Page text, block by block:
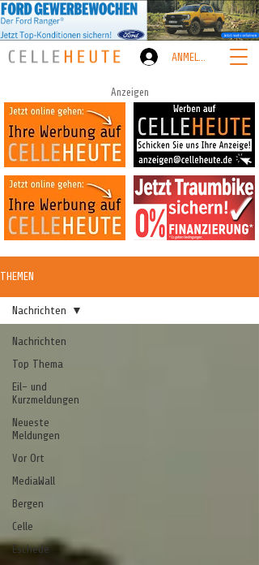
ANMELDEN
Anzeigen
THEMEN
Nachrichten
Top Thema
Eil- und
Kurzmeldungen
Neueste
Meldungen
Vor Ort
MediaWall
Bergen
Celle
Eschede
Nachrichten